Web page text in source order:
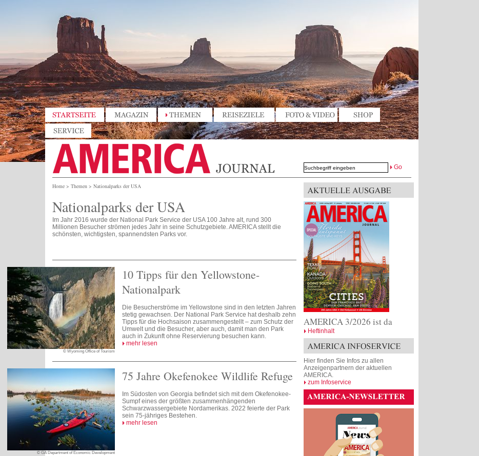
Go
Home > Themen > Nationalparks der USA
Nationalparks der USA
Im Jahr 2016 wurde der National Park Service der USA 100 Jahre alt, rund 300
Millionen Besucher strömen jedes Jahr in seine Schutzgebiete. AMERICA stellt die
schönsten, wichtigsten, spannendsten Parks vor.
© Wyoming Office of Tourism
10 Tipps für den Yellowstone-
Nationalpark
Die Besucherströme im Yellowstone sind in den letzten Jahren
stetig gewachsen. Der National Park Service hat deshalb zehn
Tipps für die Hochsaison zusammengestellt – zum Schutz der
Umwelt und die Besucher, aber auch, damit man den Park
auch in Zukunft ohne Reservierung besuchen kann.
mehr lesen
© GA Department of Economic Development
75 Jahre Okefenokee Wildlife Refuge
Im Südosten von Georgia befindet sich mit dem Okefenokee-
Sumpf eines der größten zusammenhängenden
Schwarzwassergebiete Nordamerikas. 2022 feierte der Park
sein 75-jähriges Bestehen.
mehr lesen
AMERICA 3/2026 ist da
Heftinhalt
Hier finden Sie Infos zu allen
Anzeigenpartnern der aktuellen
AMERICA.
zum Infoservice